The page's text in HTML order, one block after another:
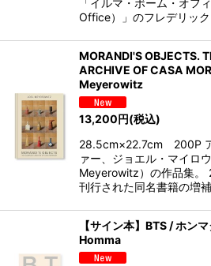
「イルマ・ボーム・オフ
Office）」のフレデリッ
MORANDI'S OBJECTS.
ARCHIVE OF CASA
Meyerowitz
13,200円(税込)
28.5cm×22.7cm 200P
ァー、ジョエル・マイロ
Meyerowitz）の作品集。
刊行された同名書籍の増
【サイン本】BTS / ホン
Homma